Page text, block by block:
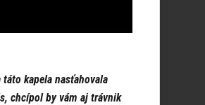
táto kapela nasťahovala
chcípol by vám aj trávnik